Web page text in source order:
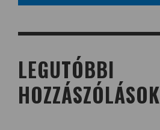
LEGUTÓBBI
HOZZÁSZÓLÁSOK